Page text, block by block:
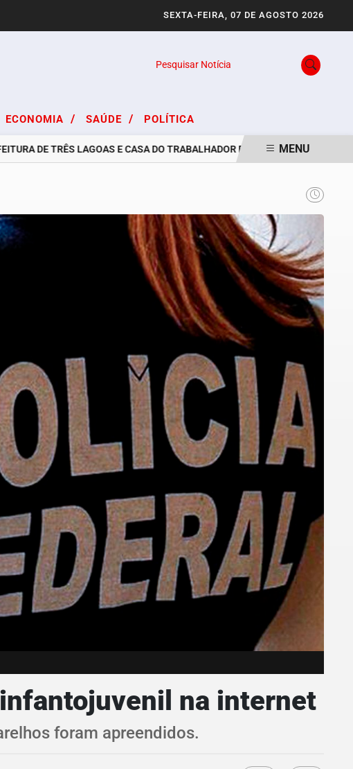
SEXTA-FEIRA, 07 DE AGOSTO 2026
Pesquisar Notícia
ECONOMIA / SAÚDE / POLÍTICA
DE TRÊS LAGOAS E CASA DO TRABALHADOR DIVULGAM VAGAS DE
MENU
na internet
foram apreendidos.